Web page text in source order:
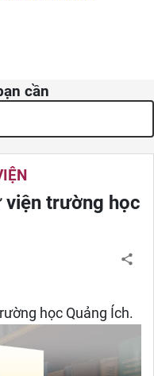
cần
viện trường học
học Quảng Ích.